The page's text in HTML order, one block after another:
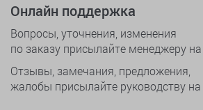
Онлайн поддержка
Вопросы, уточнения, изменения
по заказу присылайте менеджеру на
Отзывы, замечания, предложения,
жалобы присылайте руководству на